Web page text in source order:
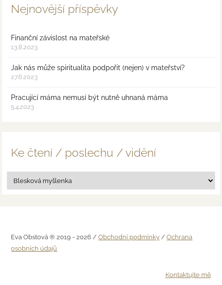
Nejnovější příspěvky
Finanční závislost na mateřské
13.8.2023
Jak nás může spiritualita podpořit (nejen) v mateřství?
27.6.2023
Pracující máma nemusí být nutně uhnaná máma
5.4.2023
Ke čtení / poslechu / vidění
Eva Obstová ® 2019 - 2026 /Obchodní podmínky /Ochrana
osobních údajů
Kontaktujte mě